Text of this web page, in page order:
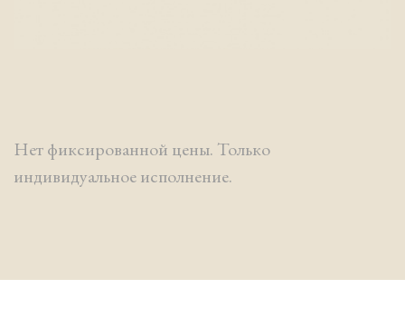
Нет фиксированной цены. Только
индивидуальное исполнение.